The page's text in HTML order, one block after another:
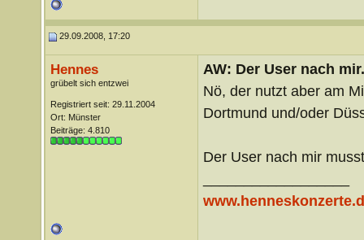
29.09.2008, 17:20
Hennes
grübelt sich entzwei
Registriert seit: 29.11.2004
Ort: Münster
Beiträge: 4.810
AW: Der User nach
Nö, der nutzt aber am
Dortmund und/oder
Der User nach mir